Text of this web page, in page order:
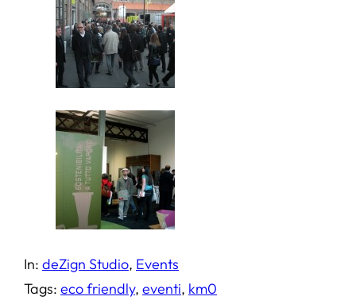
In: deZign Studio, Events
Tags: eco friendly, eventi, km0